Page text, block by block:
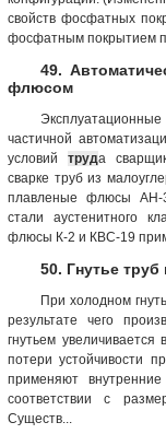
свойств фосфатных
фосфатным покрытием
49.
флюсом
частичной
условий труда
сварке труб из
плавленые флюсы АН-
стали аустенитного
флюсы К-2 и КВС-19
50. Гнутье
При холодном
результате чего
гнутьем
потери устойчивости
применяют
соответствии с
Существ...